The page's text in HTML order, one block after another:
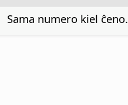
Sama numero kiel ĉeno.